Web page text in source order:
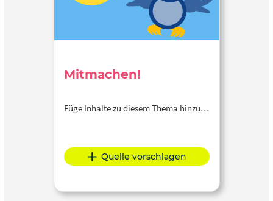
Mitmachen!
Füge Inhalte zu diesem Thema hinzu…
Quelle vorschlagen